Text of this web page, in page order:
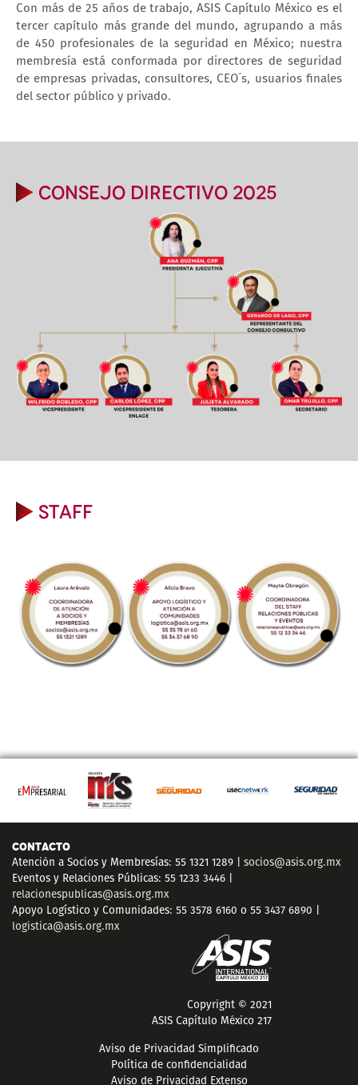
Con más de 25 años de trabajo, ASIS Capítulo México es el
tercer capítulo más grande del mundo, agrupando a más
de 450 profesionales de la seguridad en México; nuestra
membresía está conformada por directores de seguridad
de empresas privadas, consultores, CEO´s, usuarios finales
del sector público y privado.
CONSEJO DIRECTIVO 2025
STAFF
CONTACTO
Atención a Socios y Membresías: 55 1321 1289 | socios@asis.org.mx
Eventos y Relaciones Públicas: 55 1233 3446 |
relacionespublicas@asis.org.mx
Apoyo Logístico y Comunidades: 55 3578 6160 o 55 3437 6890 |
logistica@asis.org.mx
Copyright © 2021
ASIS Capítulo México 217
Aviso de Privacidad Simplificado
Política de confidencialidad
Aviso de Privacidad Extenso